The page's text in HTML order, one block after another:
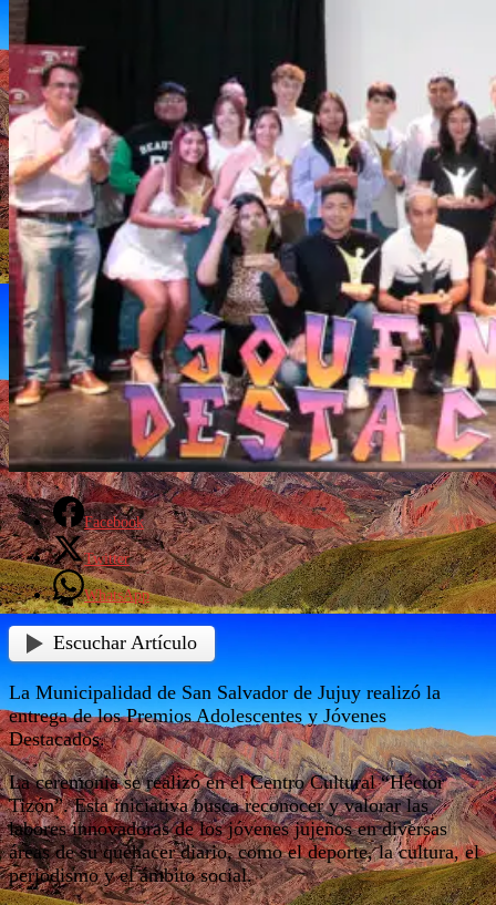
Facebook
Twitter
WhatsApp
Escuchar Artículo
La Municipalidad de San Salvador de Jujuy realizó la
entrega de los Premios Adolescentes y Jóvenes
Destacados.
La ceremonia se realizó en el Centro Cultural “Héctor
Tizón”. Esta iniciativa busca reconocer y valorar las
labores innovadoras de los jóvenes jujeños en diversas
áreas de su quehacer diario, como el deporte, la cultura, el
periodismo y el ámbito social.